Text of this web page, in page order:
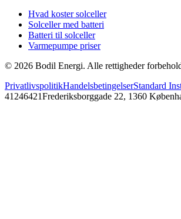
Hvad koster solceller
Solceller med batteri
Batteri til solceller
Varmepumpe priser
© 2026 Bodil Energi. Alle rettigheder
PrivatlivspolitikHandelsbetingelserStandard
41246421Frederiksborggade 22, 1360